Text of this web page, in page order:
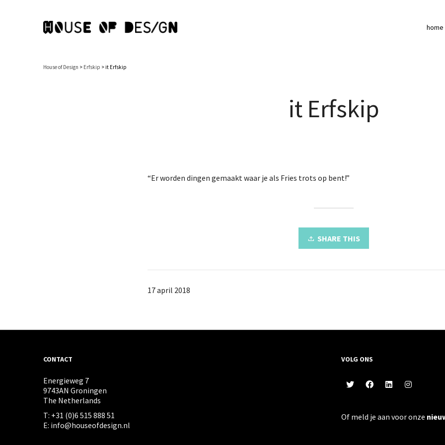
home
House of Design > Erfskip > it Erfskip
it Erfskip
“Er worden dingen gemaakt waar je als Fries trots op bent!”
SHARE THIS
17 april 2018
CONTACT
Energieweg 7
9743AN Groningen
The Netherlands
T: +31 (0)6 515 888 51
E: info@houseofdesign.nl
VOLG ONS
Of meld je aan voor onze